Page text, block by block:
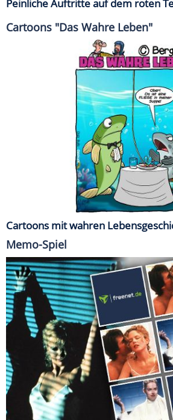
Peinliche Auftritte auf dem roten
Cartoons "Das Wahre Leben"
Cartoons mit wahren
Memo-Spiel